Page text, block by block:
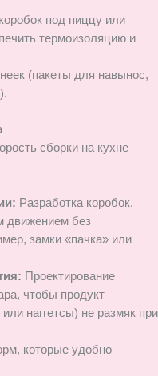
под пиццу или
термоизоляцию и
(пакеты для навынос,
сборки на кухне
Разработка коробок,
движением без
замки «пачка» или
Проектирование
чтобы продукт
наггетсы) не размяк при
которые удобно